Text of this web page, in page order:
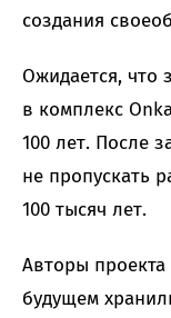
создания
Ожидается, что
в комплекс
100 лет. После
не пропускать
100 тысяч лет.
Авторы
будущем